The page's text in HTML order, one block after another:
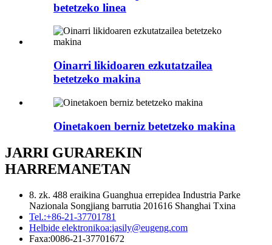
betetzeko linea
Oinarri likidoaren ezkutatzailea
betetzeko makina
Oinetakoen berniz betetzeko makina
JARRI GURAREKIN
HARREMANETAN
8. zk. 488 eraikina Guanghua errepidea Industria Parke
Nazionala Songjiang barrutia 201616 Shanghai Txina
Tel.:+86-21-37701781
Helbide elektronikoa:jasily@eugeng.com
Faxa:0086-21-37701672